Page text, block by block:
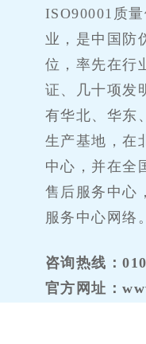
ISO90001质
业，是中国防
位，率先在行
证、几十项发
有华北、华东
生产基地，在
中心，并在全
售后服务中心
服务中心网络。
咨询热线：
官方网址：